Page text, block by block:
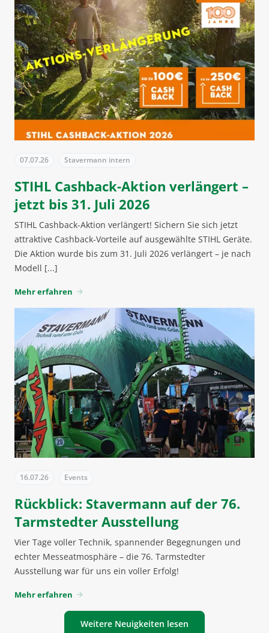
07.07.26 Stavermann intern
STIHL Cashback-Aktion verlängert –
jetzt bis 31. Juli 2026
STIHL Cashback-Aktion verlängert! Sichern Sie sich jetzt
attraktive Cashback-Vorteile auf ausgewählte STIHL Geräte.
Die Aktion wurde bis zum 31. Juli 2026 verlängert – je nach
Modell [...]
Mehr erfahren arrow_forward
16.07.26 Events
Rückblick: Stavermann auf der 76.
Tarmstedter Ausstellung
Vier Tage voller Technik, spannender Begegnungen und
echter Messeatmosphäre – die 76. Tarmstedter
Ausstellung war für uns ein voller Erfolg!
Mehr erfahren arrow_forward
Weitere Neuigkeiten lesen